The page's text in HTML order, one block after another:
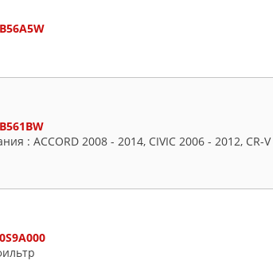
: ACCORD 2008 - 2014, CIVIC 2006 - 2012, CR-